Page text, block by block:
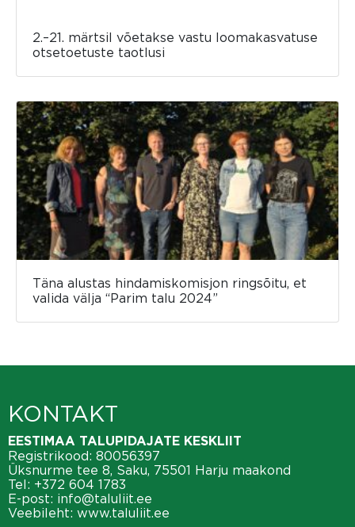
2.–21. märtsil võetakse vastu loomakasvatuse
otsetoetuste taotlusi
Täna alustas hindamiskomisjon ringsõitu, et
valida välja “Parim talu 2024”
KONTAKT
EESTIMAA TALUPIDAJATE KESKLIIT
Registrikood: 80056397
Üksnurme tee 8, Saku, 75501 Harju maakond
Tel: +372 604 1783
E-post: info@taluliit.ee
Veebileht: www.taluliit.ee